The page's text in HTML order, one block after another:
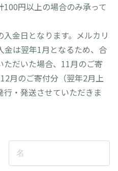
円以上の場合のみ承って
金日となります。メルカリ
は翌年1月となるため、合
だいた場合、11月のご寄
月のご寄付分（翌年2月上
・発送させていただきま